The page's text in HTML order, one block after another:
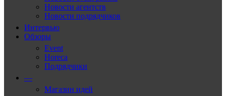
Новости агентств
Новости подрядчиков
Интервью
Обзоры
Event
Horeca
Подрядчики
—
Магазин идей